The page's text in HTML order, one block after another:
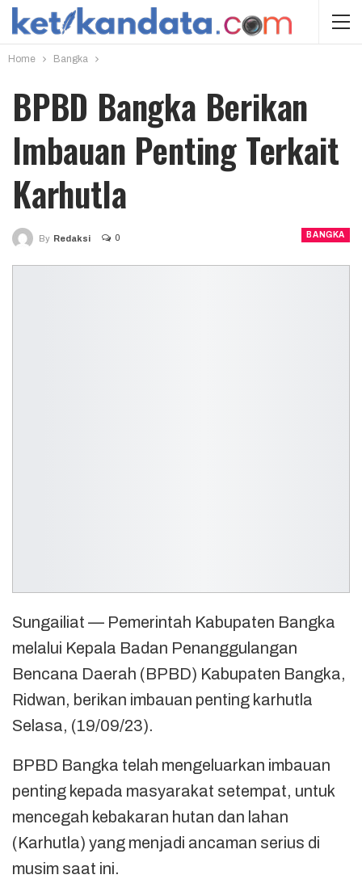
Home Bangka
BPBD Bangka Berikan
Imbauan Penting Terkait
Karhutla
BANGKA
By Redaksi 0
Sungailiat — Pemerintah Kabupaten Bangka
melalui Kepala Badan Penanggulangan
Bencana Daerah (BPBD) Kabupaten Bangka,
Ridwan, berikan imbauan penting karhutla
Selasa, (19/09/23).
BPBD Bangka telah mengeluarkan imbauan
penting kepada masyarakat setempat, untuk
mencegah kebakaran hutan dan lahan
(Karhutla) yang menjadi ancaman serius di
musim saat ini.